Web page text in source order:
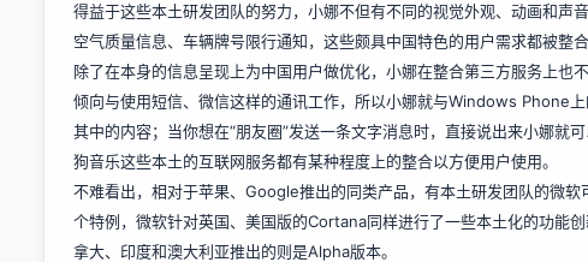
得益于这些本土研发团队的努力，小娜不但有不同的视觉外观、动画和声
空气质量信息、车辆牌号限行通知，这些颇具中国特色的用户需求都被整合
除了在本身的信息呈现上为中国用户做优化，小娜在整合第三方服务上
倾向与使用短信、微信这样的通讯工作，所以小娜就与Windows Phone
其中的内容；当你想在“朋友圈”发送一条文字消息时，直接说出来小娜就
狗音乐这些本土的互联网服务都有某种程度上的整合以方便用户使用。
不难看出，相对于苹果、Google推出的同类产品，有本土研发团队的微
个特例，微软针对英国、美国版的Cortana同样进行了一些本土化的功能
拿大、印度和澳大利亚推出的则是Alpha版本。